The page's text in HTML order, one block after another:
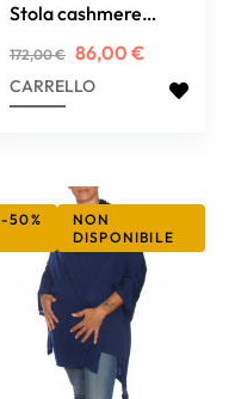
Stola cashmere
lana e lurex
Prezzo
regolare
172,00 € Prezzo
86,00 €
CARRELLO
-50%
NON
DISPONIBILE